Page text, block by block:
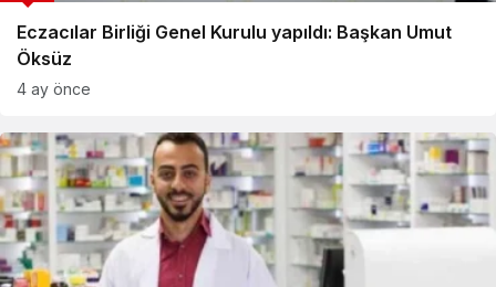
Eczacılar Birliği Genel Kurulu yapıldı: Başkan Umut
Öksüz
4 ay önce